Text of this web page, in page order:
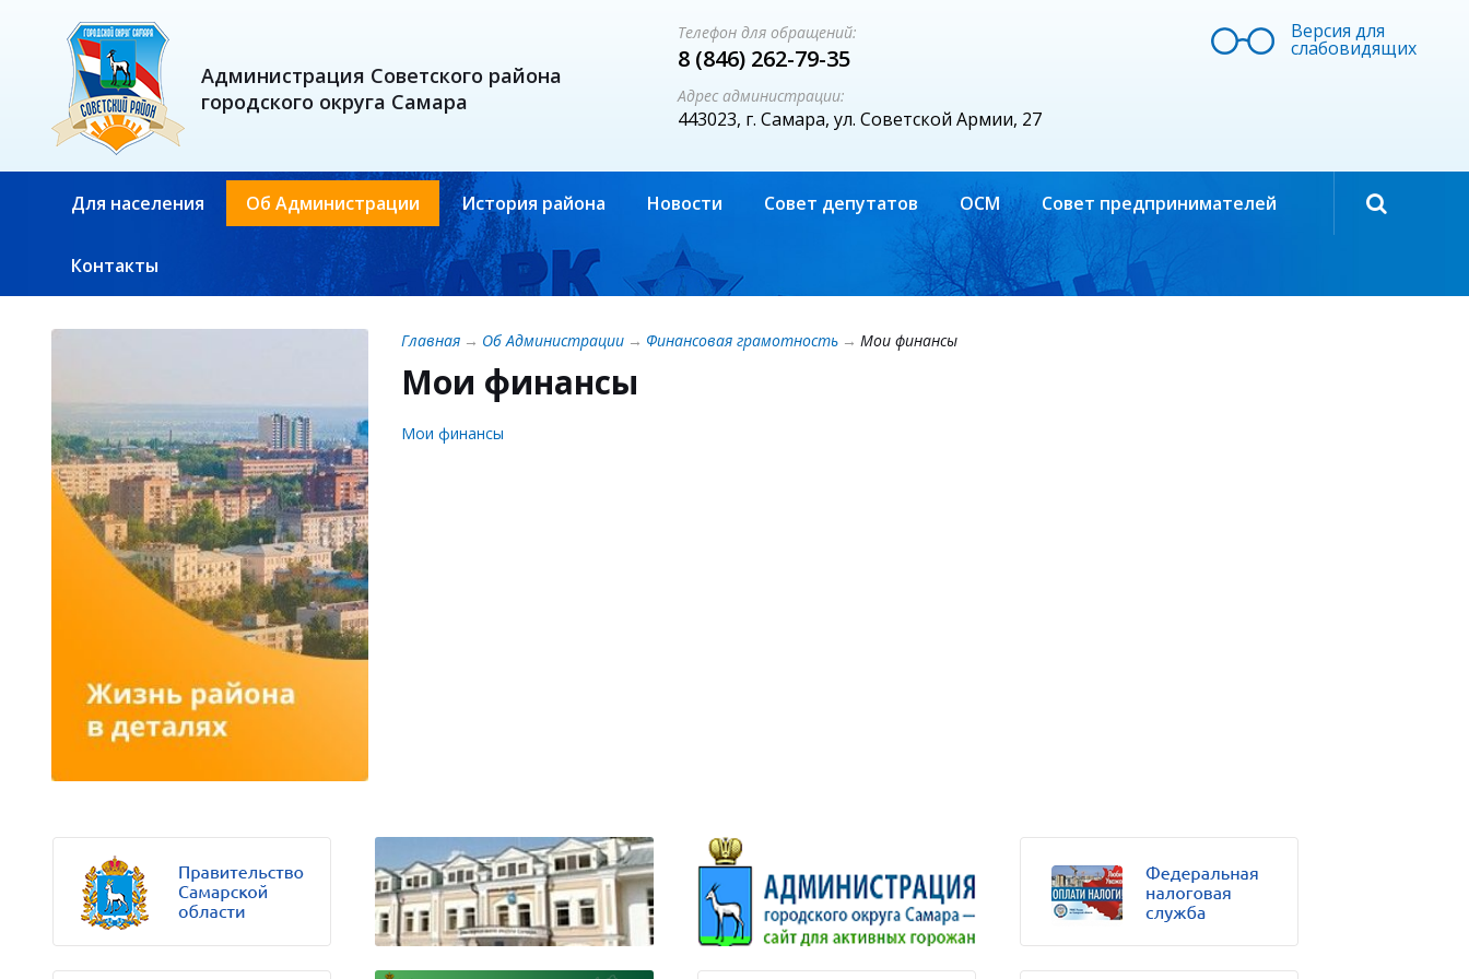
Администрация Советского района
городского округа Самара
Телефон для обращений:
8 (846) 262-79-35
Адрес администрации:
443023, г. Самара, ул. Советской Армии, 27
Версия для
слабовидящих
Для населения Об Администрации История района Новости Совет депутатов ОСМ Совет предпринимателей
Контакты
Главная → Об Администрации → Финансовая грамотность → Мои финансы
Мои финансы
Мои финансы